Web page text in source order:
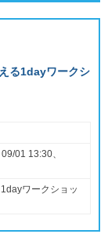
る1dayワークシ
01 13:30、
ワークショッ